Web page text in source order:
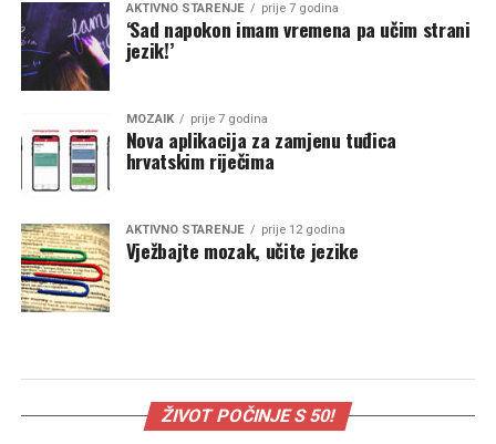
AKTIVNO STARENJE prije 7 godina
‘Sad napokon imam vremena pa učim strani
jezik!’
MOZAIK prije 7 godina
Nova aplikacija za zamjenu tuđica
hrvatskim riječima
AKTIVNO STARENJE prije 12 godina
Vježbajte mozak, učite jezike
ŽIVOT POČINJE S 50!